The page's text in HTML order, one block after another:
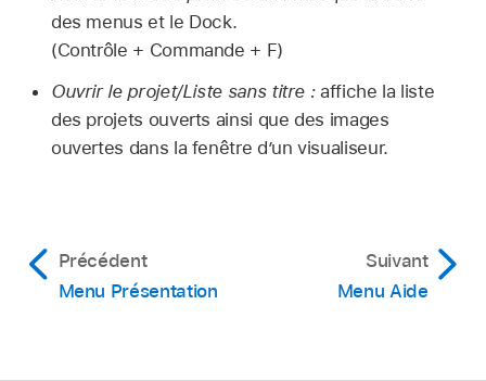
des menus et le Dock.
(Contrôle + Commande + F)
Ouvrir le projet/Liste sans titre :affiche la liste
des projets ouverts ainsi que des images
ouvertes dans la fenêtre d’un visualiseur.
Précédent
Menu Présentation
Suivant
Menu Aide